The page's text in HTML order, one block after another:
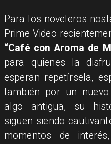
Para los noveleros
Prime Video
“Café con Aroma de
para quienes la
esperan repetírsela,
también por un
algo antigua, su
siguen siendo
momentos de